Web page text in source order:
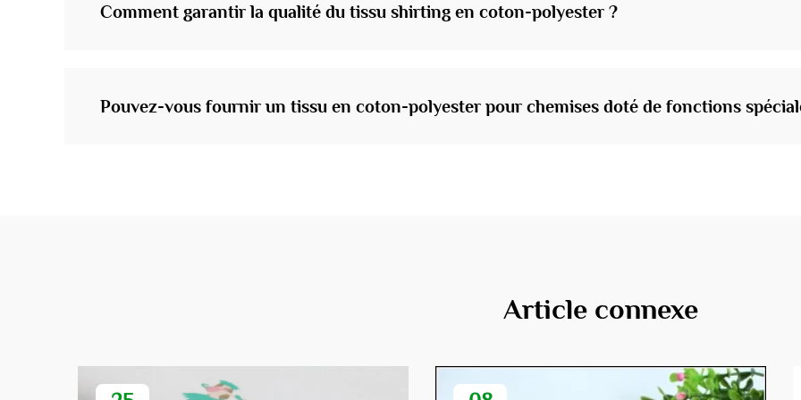
Comment garantir la qualité du tissu shirting en coton-polyester ?
Pouvez-vous fournir un tissu en coton-polyester pour chemises doté de fonctions
Article connexe